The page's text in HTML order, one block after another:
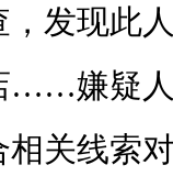
发现此
……嫌疑
关线索